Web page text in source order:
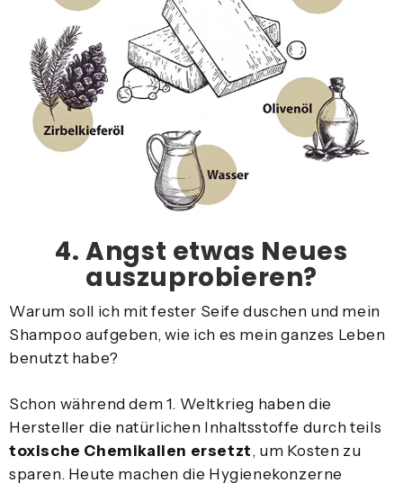
4. Angst etwas Neues
auszuprobieren?
Warum soll ich mit fester Seife duschen und mein
Shampoo aufgeben, wie ich es mein ganzes Leben
benutzt habe?
Schon während dem 1. Weltkrieg haben die
Hersteller die natürlichen Inhaltsstoffe durch teils
toxische Chemikalien ersetzt , um Kosten zu
sparen. Heute machen die Hygienekonzerne